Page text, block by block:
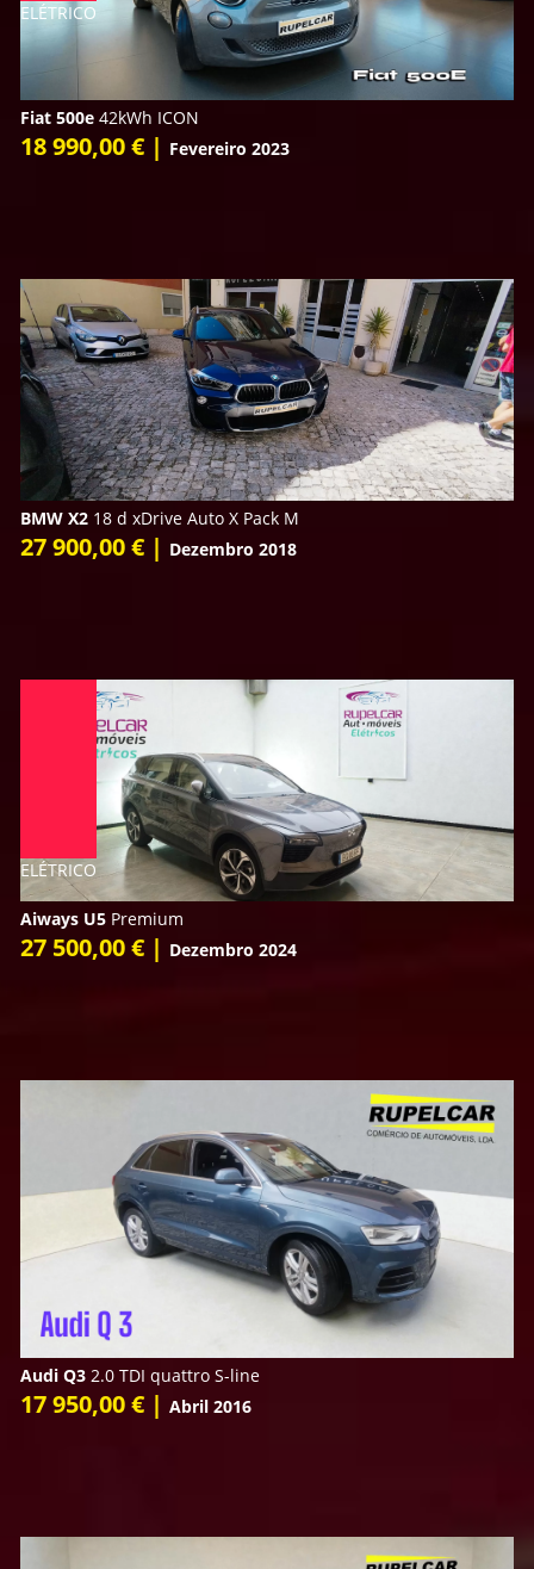
ELÉTRICO
Fiat 500e 42kWh ICON
18 990,00 € | Fevereiro 2023
BMW X2 18 d xDrive Auto X Pack M
27 900,00 € | Dezembro 2018
ELÉTRICO
Aiways U5 Premium
27 500,00 € | Dezembro 2024
Audi Q3 2.0 TDI quattro S-line
17 950,00 € |Abril 2016